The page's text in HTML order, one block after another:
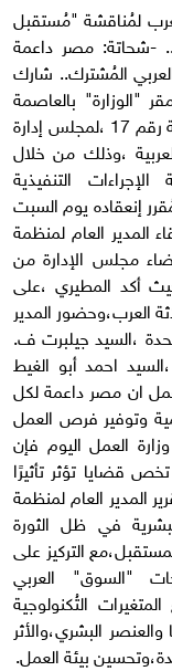
العرب لمُناقشة "مُستقبل
-شحاتة: مصر داعمة
المُشترك.. شارك
"الوزارة" بالعاصمة
الإدارية الجديدة ،في فعاليات الدورة غير العادية رقم 17 ،لمجلس إدارة
،وذلك من خلال
التنفيذية
إنعقاده يوم السبت
المدير العام لمنظمة
مجلس الإدارة من
أكد المطيري ،على
العرب،وحضور المدير
،السيد جيلبرت ف.
احمد أبو الغيط
ان مصر داعمة لكل
وتوفير فرص العمل
العمل اليوم فإن
قضايا تؤثر تأثيرًا
المدير العام لمنظمة
في ظل الثورة
التركيز على
"السوق" العربي
التُكنولوجية
البشري،والأثر
بيئة العمل.